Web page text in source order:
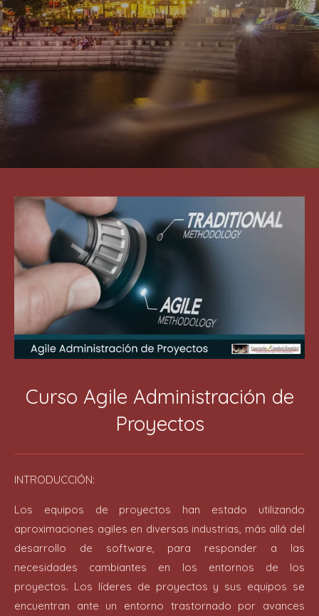
Curso Agile Administración de
Proyectos
INTRODUCCIÓN:
Los equipos de proyectos han estado utilizando
aproximaciones agiles en diversas industrias, más allá del
desarrollo de software, para responder a las
necesidades cambiantes en los entornos de los
proyectos. Los líderes de proyectos y sus equipos se
encuentran ante un entorno trastornado por avances